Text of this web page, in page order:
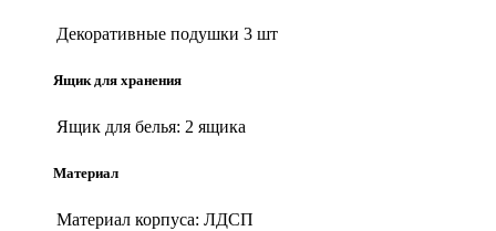
Декоративные подушки 3 шт
Ящик для хранения
Ящик для белья: 2 ящика
Материал
Материал корпуса: ЛДСП